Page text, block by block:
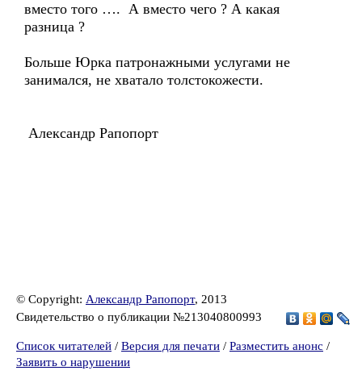
вместо того …. А вместо чего ? А какая
разница ?
Больше Юрка патронажными услугами не
занимался, не хватало толстокожести.
Александр Рапопорт
© Copyright: Александр Рапопорт, 2013
Свидетельство о публикации №213040800993
Список читателей / Версия для печати / Разместить анонс /
Заявить о нарушении